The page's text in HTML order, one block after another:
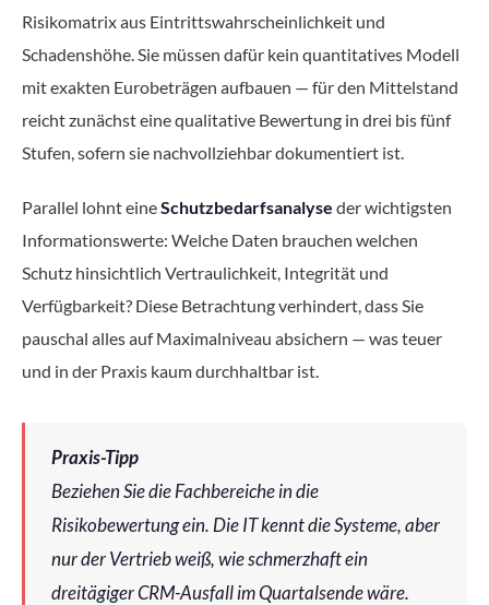
Risikomatrix aus Eintrittswahrscheinlichkeit und
Schadenshöhe. Sie müssen dafür kein quantitatives Modell
mit exakten Eurobeträgen aufbauen — für den Mittelstand
reicht zunächst eine qualitative Bewertung in drei bis fünf
Stufen, sofern sie nachvollziehbar dokumentiert ist.
Parallel lohnt eineSchutzbedarfsanalyse der wichtigsten
Informationswerte: Welche Daten brauchen welchen
Schutz hinsichtlich Vertraulichkeit, Integrität und
Verfügbarkeit? Diese Betrachtung verhindert, dass Sie
pauschal alles auf Maximalniveau absichern — was teuer
und in der Praxis kaum durchhaltbar ist.
Praxis-Tipp
Beziehen Sie die Fachbereiche in die
Risikobewertung ein. Die IT kennt die Systeme, aber
nur der Vertrieb weiß, wie schmerzhaft ein
dreitägiger CRM-Ausfall im Quartalsende wäre.